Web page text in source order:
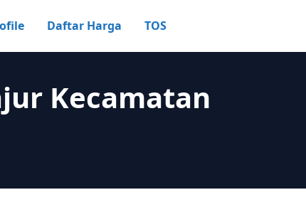
Daftar Harga TOS
Kecamatan